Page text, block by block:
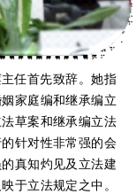
任首先致辞。她指
家庭编和继承编立
草案和继承编立法
针对性非常强的会
真知灼见及立法建
于立法规定之中。